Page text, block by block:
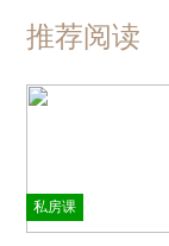
推荐阅读
私房课